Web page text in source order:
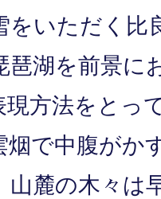
をいただく比
琶湖を前景に
現方法をとっ
烟で中腹がか
山麓の木々は